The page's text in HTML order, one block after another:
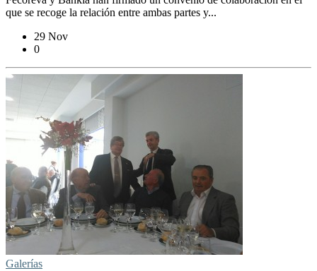
que se recoge la relación entre ambas partes y...
29 Nov
0
Galerías